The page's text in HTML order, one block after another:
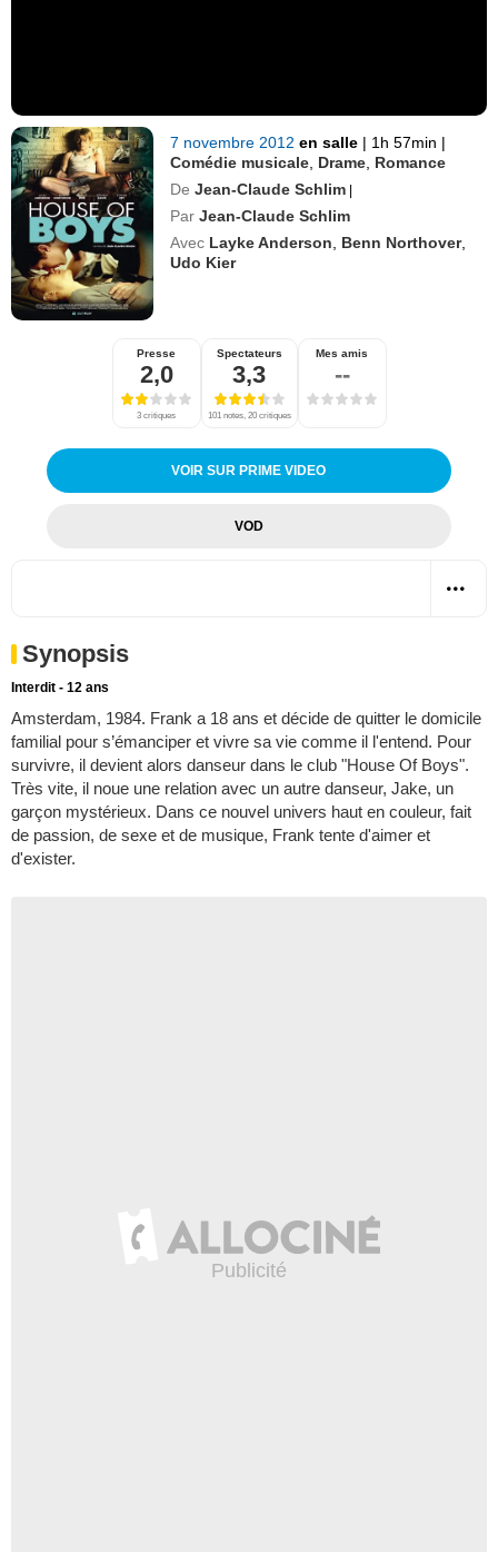
7 novembre 2012en salle | 1h 57min |
Comédie musicale Drame Romance
De Jean-Claude Schlim |
Par Jean-Claude Schlim
Avec Layke Anderson Benn Northover,
Udo Kier
Presse
2,0
3 critiques
Spectateurs
3,3
101 notes, 20 critiques
Mes amis
--
VOIR SUR PRIME VIDEO
VOD
Synopsis
Interdit - 12 ans
Amsterdam, 1984. Frank a 18 ans et décide de quitter le domicile
familial pour s’émanciper et vivre sa vie comme il l'entend. Pour
survivre, il devient alors danseur dans le club "House Of Boys".
Très vite, il noue une relation avec un autre danseur, Jake, un
garçon mystérieux. Dans ce nouvel univers haut en couleur, fait
de passion, de sexe et de musique, Frank tente d'aimer et
d'exister.